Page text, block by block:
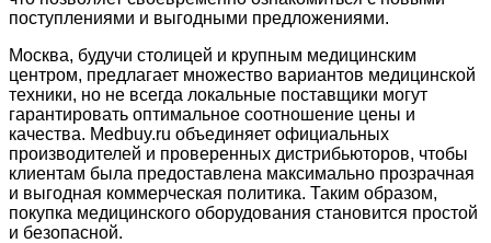
поступлениями и выгодными предложениями.
Москва, будучи столицей и крупным медицинским
центром, предлагает множество вариантов медицинской
техники, но не всегда локальные поставщики могут
гарантировать оптимальное соотношение цены и
качества. Medbuy.ru объединяет официальных
производителей и проверенных дистрибьюторов, чтобы
клиентам была предоставлена максимально прозрачная
и выгодная коммерческая политика. Таким образом,
покупка медицинского оборудования становится простой
и безопасной.